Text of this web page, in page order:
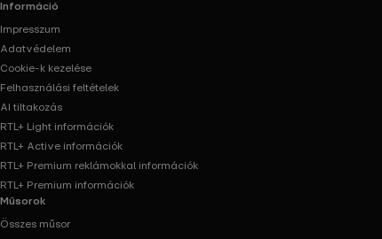
Információ
Impresszum
Adatvédelem
Cookie-k kezelése
Felhasználási feltételek
AI tiltakozás
RTL+ Light információk
RTL+ Active információk
RTL+ Premium reklámokkal információk
RTL+ Premium információk
Műsorok
Összes műsor